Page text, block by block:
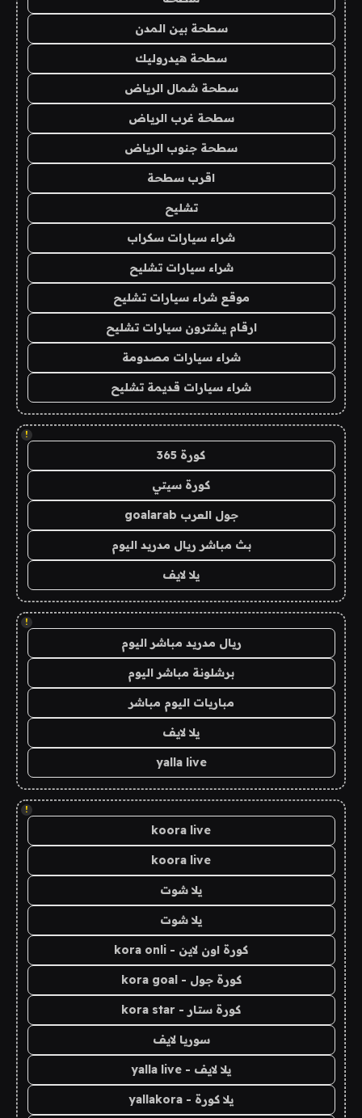
سطحة بين المدن
سطحة هيدروليك
سطحة شمال الرياض
سطحة غرب الرياض
سطحة جنوب الرياض
اقرب سطحة
تشليح
شراء سيارات سكراب
شراء سيارات تشليح
موقع شراء سيارات تشليح
ارقام يشترون سيارات تشليح
شراء سيارات مصدومة
شراء سيارات قديمة تشليح
!
كورة 365
كورة سيتي
جول العرب goalarab
بث مباشر ريال مدريد اليوم
يلا لايف
!
ريال مدريد مباشر اليوم
برشلونة مباشر اليوم
مباريات اليوم مباشر
يلا لايف
yalla live
!
koora live
koora live
يلا شوت
يلا شوت
كورة اون لاين - kora onli
كورة جول - kora goal
كورة ستار - kora star
سوريا لايف
يلا لايف - yalla live
يلا كورة - yallakora